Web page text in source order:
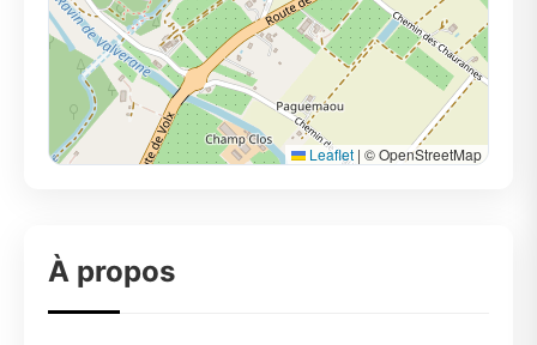
Leaflet | © OpenStreetMap
À propos